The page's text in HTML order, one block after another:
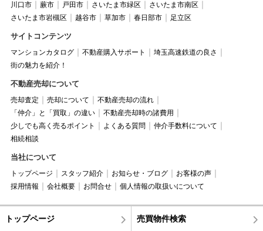
川口市 蕨市 戸田市 さいたま市緑区
さいたま市南区
さいたま市岩槻区
越谷市 草加市 春日部市 足立区
サイトコンテンツ
マンションカタログ 不動産購入サポート
埼玉高速鉄道の良さ
街の魅力を紹介！
不動産売却について
売却査定 売却について
不動産売却の流れ
「仲介」と「買取」の違い
不動産売却時の諸費用
少しでも高く売るポイント
よくある質問
仲介手数料について
相続相談
当社について
トップページ スタッフ紹介 お知らせ・ブログ
お客様の声
採用情報
会社概要 お問合せ 個人情報の取扱いについて
トップページ 売買物件検索